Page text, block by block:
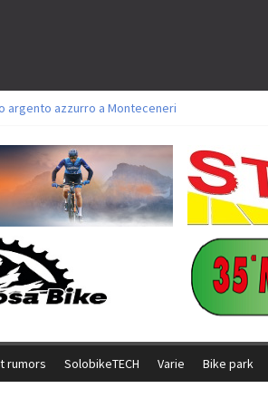
argento azzurro a Monteceneri
per Zanotti tra gli Elite. Corvi fora ed è 4^
e Gallis. Signorelli 5^ la migliore tra gli
agonistica di una leggendaria storia
rumors SolobikeTECH Varie Bike park